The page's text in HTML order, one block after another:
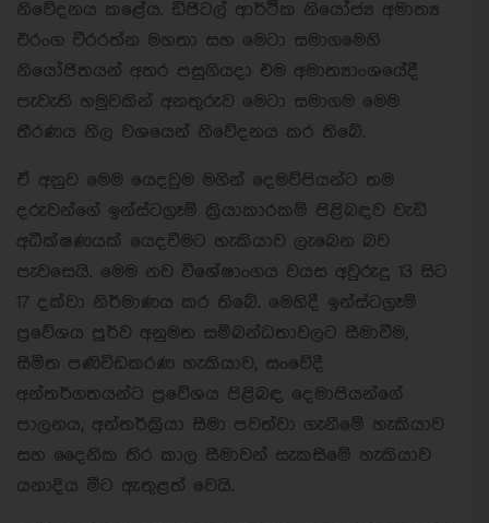
නිවේදනය කළේය. ඩිජිටල් ආර්ථික නියෝජ්‍ය අමාත්‍ය
එරංග වීරරත්න මහතා සහ මෙටා සමාගමෙහි
නියෝජිතයන් අතර පසුගියදා එම අමාත්‍යාංශයේදී
පැවැති හමුවකින් අනතුරුව මෙටා සමාගම මෙම
තීරණය නිල වශයෙන් නිවේදනය කර තිබේ.
ඒ අනුව මෙම යෙදවුම මගින් දෙමව්පියන්ට තම
දරුවන්ගේ ඉන්ස්ටග්‍රෑම් ක්‍රියාකාරකම් පිළිබඳව වැඩි
අධීක්ෂණයක් යෙදවීමට හැකියාව ලැබෙන බව
පැවසෙයි. මෙම නව විශේෂාංගය වයස අවුරුදු 13 සිට
17 දක්වා නිර්මාණය කර තිබේ. මෙහිදී ඉන්ස්ටග්‍රෑම්
ප්‍රවේශය පූර්ව අනුමත සම්බන්ධතාවලට සීමාවීම,
සීමිත පණිවිඩකරණ හැකියාව, සංවේදී
අන්තර්ගතයන්ට ප්‍රවේශය පිළිබඳ දෙමාපියන්ගේ
පාලනය, අන්තර්ක්‍රියා සීමා පවත්වා ගැනීමේ හැකියාව
සහ දෛනික තිර කාල සීමාවන් සැකසීමේ හැකියාව
යනාදිය මීට ඇතුළත් වෙයි.